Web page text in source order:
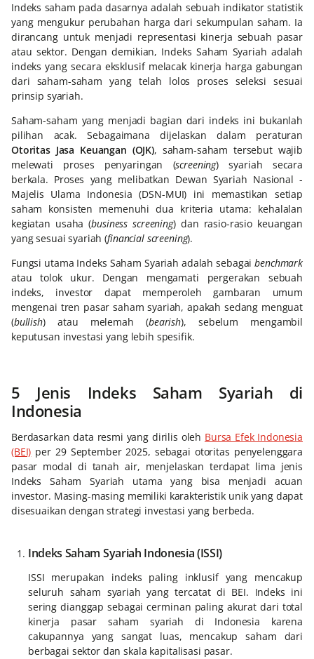
Indeks saham pada dasarnya adalah sebuah indikator statistik
yang mengukur perubahan harga dari sekumpulan saham. Ia
dirancang untuk menjadi representasi kinerja sebuah pasar
atau sektor. Dengan demikian, Indeks Saham Syariah adalah
indeks yang secara eksklusif melacak kinerja harga gabungan
dari saham-saham yang telah lolos proses seleksi sesuai
prinsip syariah.
Saham-saham yang menjadi bagian dari indeks ini bukanlah
pilihan acak. Sebagaimana dijelaskan dalam peraturan
Otoritas Jasa Keuangan (OJK), saham-saham tersebut wajib
melewati proses penyaringan (screening) syariah secara
berkala. Proses yang melibatkan Dewan Syariah Nasional -
Majelis Ulama Indonesia (DSN-MUI) ini memastikan setiap
saham konsisten memenuhi dua kriteria utama: kehalalan
kegiatan usaha (business screening) dan rasio-rasio keuangan
yang sesuai syariah (financial screening).
Fungsi utama Indeks Saham Syariah adalah sebagaibenchmark
atau tolok ukur. Dengan mengamati pergerakan sebuah
indeks, investor dapat memperoleh gambaran umum
mengenai tren pasar saham syariah, apakah sedang menguat
(bullish) atau melemah (bearish), sebelum mengambil
keputusan investasi yang lebih spesifik.
5 Jenis Indeks Saham Syariah di
Indonesia
Berdasarkan data resmi yang dirilis oleh Bursa Efek Indonesia
(BEI) per 29 September 2025, sebagai otoritas penyelenggara
pasar modal di tanah air, menjelaskan terdapat lima jenis
Indeks Saham Syariah utama yang bisa menjadi acuan
investor. Masing-masing memiliki karakteristik unik yang dapat
disesuaikan dengan strategi investasi yang berbeda.
Indeks Saham Syariah Indonesia (ISSI)
ISSI merupakan indeks paling inklusif yang mencakup
seluruh saham syariah yang tercatat di BEI. Indeks ini
sering dianggap sebagai cerminan paling akurat dari total
kinerja pasar saham syariah di Indonesia karena
cakupannya yang sangat luas, mencakup saham dari
berbagai sektor dan skala kapitalisasi pasar.